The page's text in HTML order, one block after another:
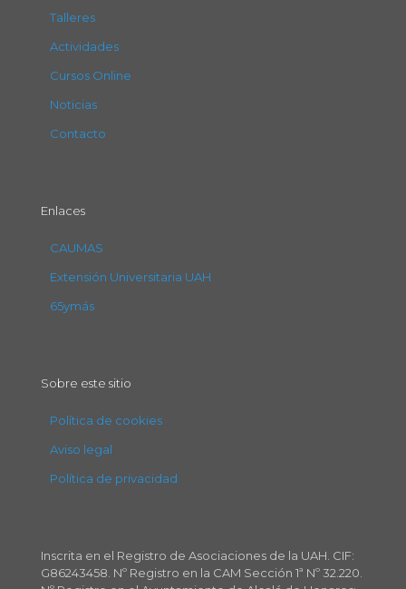
Talleres
Actividades
Cursos Online
Noticias
Contacto
Enlaces
CAUMAS
Extensión Universitaria UAH
65ymás
Sobre este sitio
Política de cookies
Aviso legal
Política de privacidad
Inscrita en el Registro de Asociaciones de la UAH. CIF:
G86243458. Nº Registro en la CAM Sección 1ª Nº 32.220.